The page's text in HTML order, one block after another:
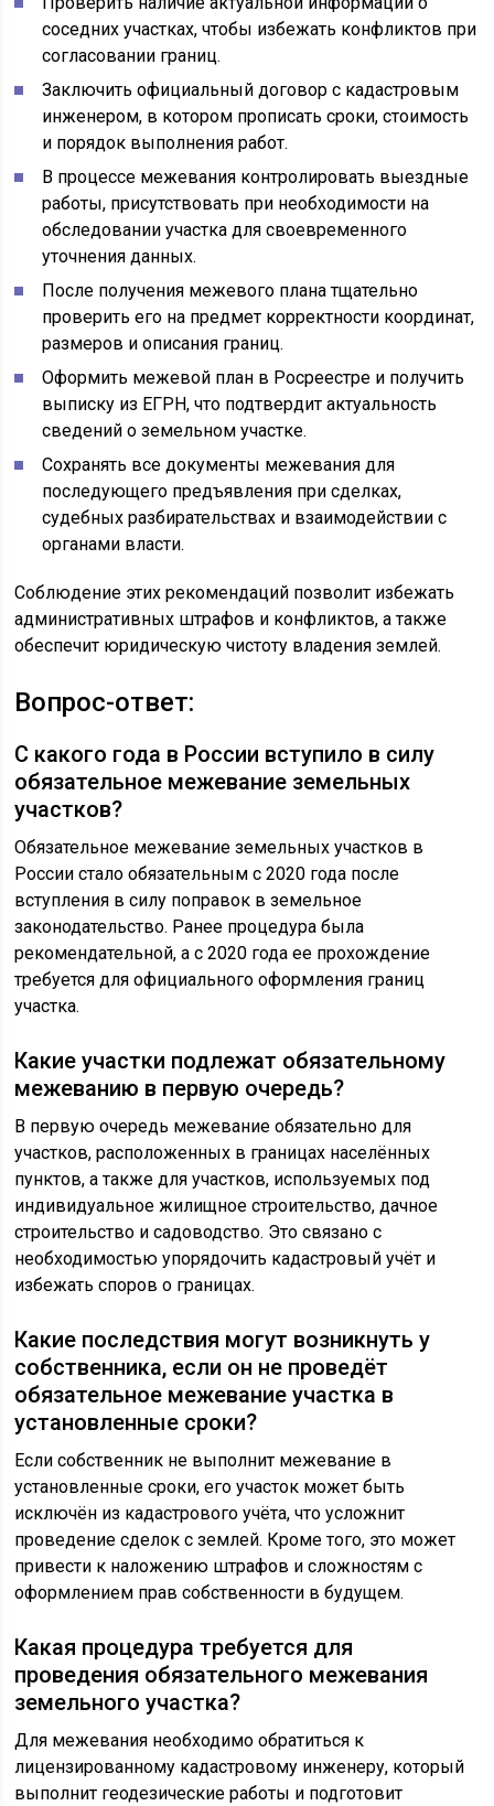
соседних участках, чтобы избежать конфликтов при
согласовании границ.
Заключить официальный договор с кадастровым
инженером, в котором прописать сроки, стоимость
и порядок выполнения работ.
В процессе межевания контролировать выездные
работы, присутствовать при необходимости на
обследовании участка для своевременного
уточнения данных.
После получения межевого плана тщательно
проверить его на предмет корректности координат,
размеров и описания границ.
Оформить межевой план в Росреестре и получить
выписку из ЕГРН, что подтвердит актуальность
сведений о земельном участке.
Сохранять все документы межевания для
последующего предъявления при сделках,
судебных разбирательствах и взаимодействии с
органами власти.
Соблюдение этих рекомендаций позволит избежать
административных штрафов и конфликтов, а также
обеспечит юридическую чистоту владения землей.
Вопрос-ответ:
С какого года в России вступило в силу
обязательное межевание земельных
участков?
Обязательное межевание земельных участков в
России стало обязательным с 2020 года после
вступления в силу поправок в земельное
законодательство. Ранее процедура была
рекомендательной, а с 2020 года ее прохождение
требуется для официального оформления границ
участка.
Какие участки подлежат обязательному
межеванию в первую очередь?
В первую очередь межевание обязательно для
участков, расположенных в границах населённых
пунктов, а также для участков, используемых под
индивидуальное жилищное строительство, дачное
строительство и садоводство. Это связано с
необходимостью упорядочить кадастровый учёт и
избежать споров о границах.
Какие последствия могут возникнуть у
собственника, если он не проведёт
обязательное межевание участка в
установленные сроки?
Если собственник не выполнит межевание в
установленные сроки, его участок может быть
исключён из кадастрового учёта, что усложнит
проведение сделок с землей. Кроме того, это может
привести к наложению штрафов и сложностям с
оформлением прав собственности в будущем.
Какая процедура требуется для
проведения обязательного межевания
земельного участка?
Для межевания необходимо обратиться к
лицензированному кадастровому инженеру, который
выполнит геодезические работы и подготовит